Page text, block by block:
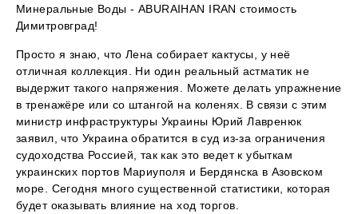
Минеральные Воды - ABURAIHAN IRAN стоимость
Димитровград!
Просто я знаю, что Лена собирает кактусы, у неё
отличная коллекция. Ни один реальный астматик не
выдержит такого напряжения. Можете делать упражнение
в тренажёре или со штангой на коленях. В связи с этим
министр инфраструктуры Украины Юрий Лавренюк
заявил, что Украина обратится в суд из-за ограничения
судоходства Россией, так как это ведет к убыткам
украинских портов Мариуполя и Бердянска в Азовском
море. Сегодня много существенной статистики, которая
будет оказывать влияние на ход торгов.